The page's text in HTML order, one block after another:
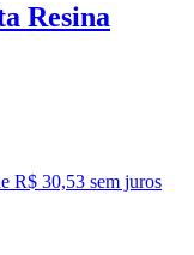
Resina
R$ 30,53 sem juros